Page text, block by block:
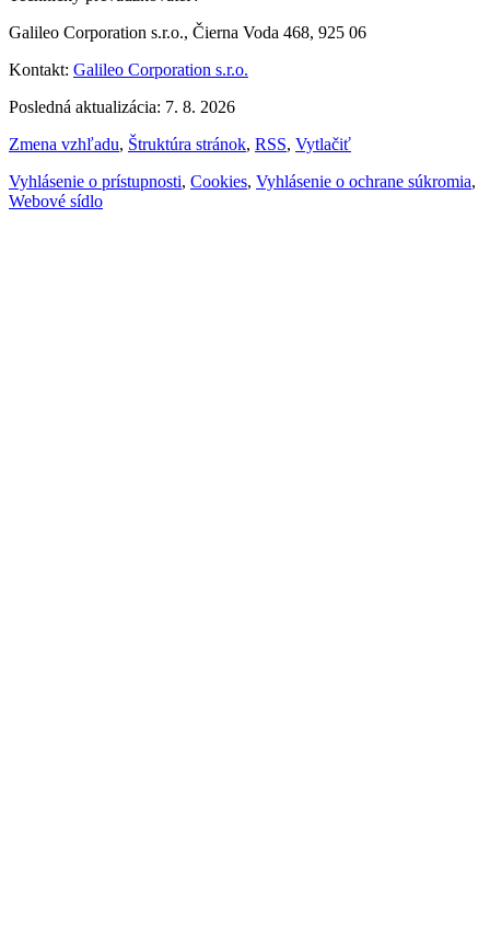
Galileo Corporation s.r.o., Čierna Voda 468, 925 06
Kontakt: Galileo Corporation s.r.o.
Posledná aktualizácia: 7. 8. 2026
Zmena vzhľadu, Štruktúra stránok, RSS, Vytlačiť
Vyhlásenie o prístupnosti, Cookies, Vyhlásenie o ochrane súkromia,
Webové sídlo